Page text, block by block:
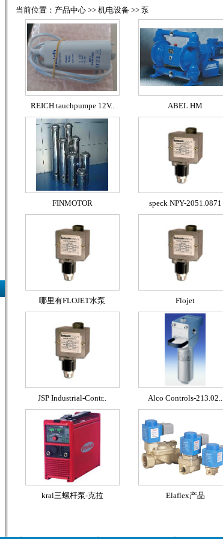
当前位置：产品中心 >> 机电设备 >> 泵
REICH tauchpumpe 12V.. ABEL HM
FINMOTOR speck NPY-2051.0871
哪里有FLOJET水泵 Flojet
JSP Industrial-Contr.. Alco Controls-213.02..
kral三螺杆泵-克拉 Elaflex产品